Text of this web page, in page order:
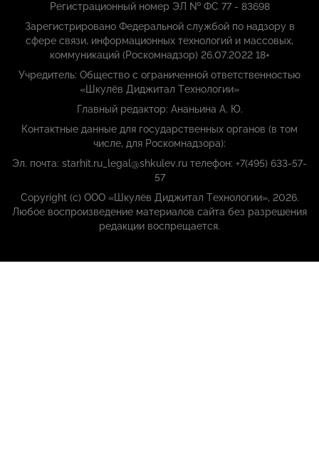
Регистрационный номер ЭЛ № ФС 77 - 83698
Зарегистрировано Федеральной службой по надзору в
сфере связи, информационных технологий и массовых,
коммуникаций (Роскомнадзор) 26.07.2022 18+
Учредитель: Общество с ограниченной ответственностью
«Шкулёв Диджитал Технологии»
Главный редактор: Ананьина А. Ю.
Контактные данные для государственных органов (в том
числе, для Роскомнадзора):
Эл. почта: starhit.ru_legal@shkulev.ru телефон: +7(495) 633-57-
57
Copyright (с) ООО «Шкулёв Диджитал Технологии», 2026.
Любое воспроизведение материалов сайта без разрешения
редакции воспрещается.